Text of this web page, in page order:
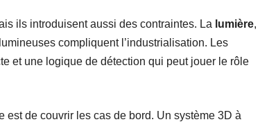
ils introduisent aussi des contraintes. La lumière,
compliquent l’industrialisation. Les
et une logique de détection qui peut jouer le rôle
est de couvrir les cas de bord. Un système 3D à